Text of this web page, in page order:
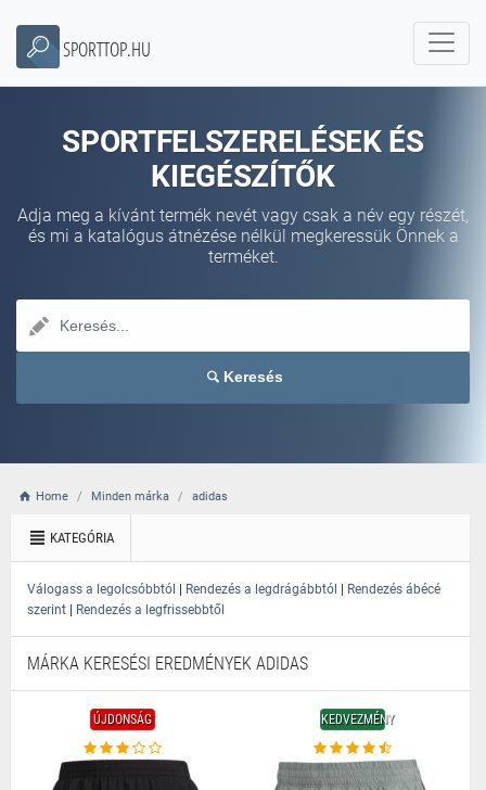
SPORTTOP.HU
SPORTFELSZERELÉSEK ÉS
KIEGÉSZÍTŐK
Adja meg a kívánt termék nevét vagy csak a név egy részét,
és mi a katalógus átnézése nélkül megkeressük Önnek a
terméket.
Keresés
Home Minden márka adidas
KATEGÓRIA
Válogass a legolcsóbbtól | Rendezés a legdrágábbtól | Rendezés ábécé
szerint | Rendezés a legfrissebbtől
MÁRKA KERESÉSI EREDMÉNYEK ADIDAS
ÚJDONSÁG KEDVEZMÉNY